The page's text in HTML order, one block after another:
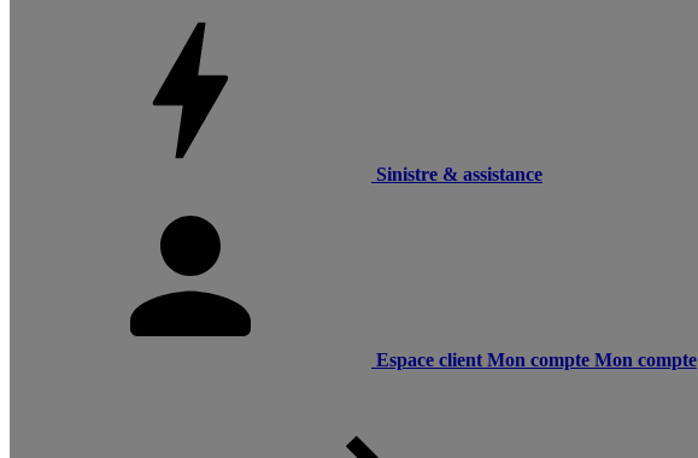
Sinistre & assistance
Espace client Mon compte Mon compte